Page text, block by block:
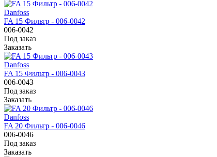
Danfoss
FA 15 Фильтр - 006-0042
006-0042
Под заказ
Заказать
Danfoss
FA 15 Фильтр - 006-0043
006-0043
Под заказ
Заказать
Danfoss
FA 20 Фильтр - 006-0046
006-0046
Под заказ
Заказать